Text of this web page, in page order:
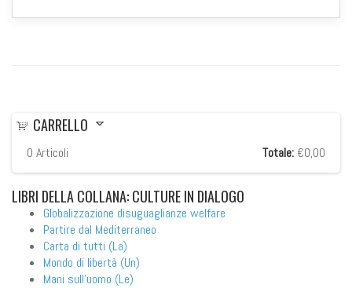
CARRELLO
0 Articoli Totale: €0,00
LIBRI DELLA COLLANA: CULTURE IN DIALOGO
Globalizzazione disuguaglianze welfare
Partire dal Mediterraneo
Carta di tutti (La)
Mondo di libertà (Un)
Mani sull'uomo (Le)